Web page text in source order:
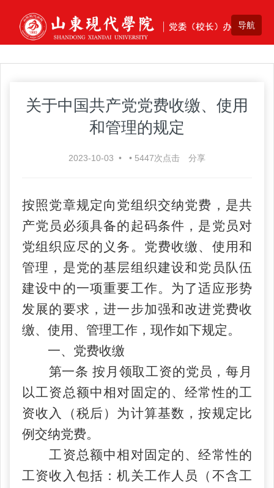
关于中国共产党党费收缴、使用
和管理的规定
2023-10-03 • • 5447次点击 分享
按照党章规定向党组织交纳党费，是共
产党员必须具备的起码条件，是党员对
党组织应尽的义务。党费收缴、使用和
管理，是党的基层组织建设和党员队伍
建设中的一项重要工作。为了适应形势
发展的要求，进一步加强和改进党费收
缴、使用、管理工作，现作如下规定。
一、党费收缴
第一条 按月领取工资的党员，每月
以工资总额中相对固定的、经常性的工
资收入（税后）为计算基数，按规定比
例交纳党费。
工资总额中相对固定的、经常性的
工资收入包括：机关工作人员（不含工